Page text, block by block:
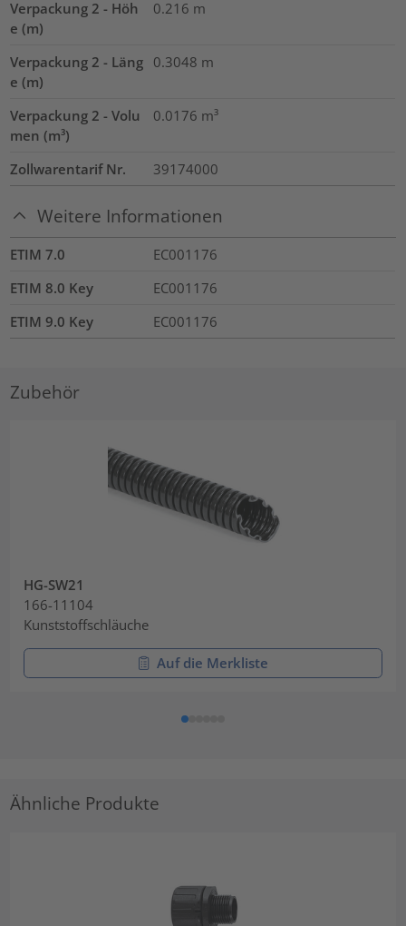
Verpackung 2 - Höh
e (m)
0.216 m
Verpackung 2 - Läng
e (m)
0.3048 m
Verpackung 2 - Volu
men (m³)
0.0176 m³
Zollwarentarif Nr. 39174000
Weitere Informationen
ETIM 7.0
EC001176
ETIM 8.0 Key
EC001176
ETIM 9.0 Key
EC001176
Zubehör
HG-SW21
166-11104
Kunststoffschläuche
Auf die Merkliste
Ähnliche Produkte